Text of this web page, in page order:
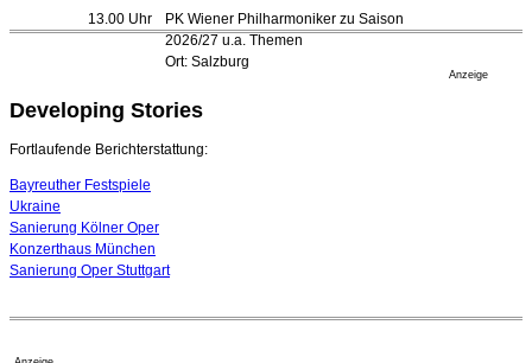
Festspiele
17. Juli 2026 - 18:03 Uhr
16. Juli 2026 - 22:49 Uhr
Quatuor Ebène wird mit Bremer Musikfest-Preis
04. August 2026 - 13:30 Uhr
13.00 Uhr
PK Wiener Philharmoniker zu Saison
2026/27 u.a. Themen
Ort: Salzburg
Anzeige
Developing Stories
Fortlaufende Berichterstattung:
Bayreuther Festspiele
Ukraine
Sanierung Kölner Oper
Konzerthaus München
Sanierung Oper Stuttgart